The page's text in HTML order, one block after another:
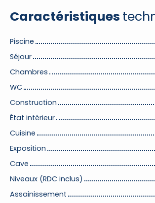
Caractéristiques
Piscine
Séjour
Chambres
WC
Construction
État intérieur
Cuisine
Exposition
Cave
Niveaux (RDC inclus)
Assainissement